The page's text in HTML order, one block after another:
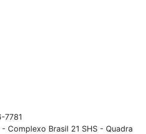
7781
- Complexo Brasil 21 SHS - Quadra